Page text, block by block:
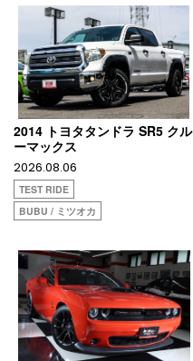
2014 トヨタタンドラ SR5 クル
ーマックス
2026.08.06
TEST RIDE
BUBU / ミツオカ